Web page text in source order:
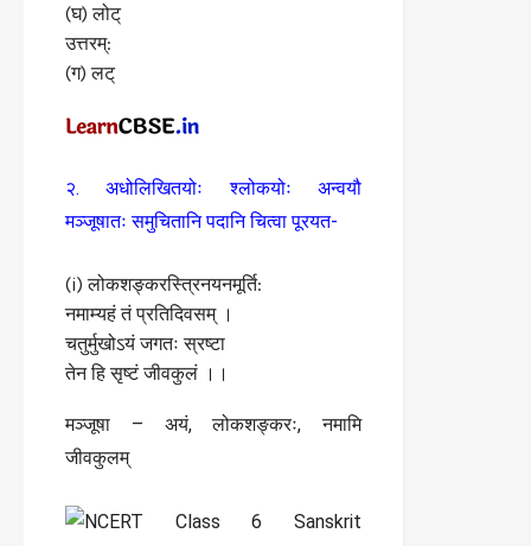
(घ) लोट्
उत्तरम्:
(ग) लट्
२. अधोलिखितयोः श्लोकयोः अन्वयौ
मञ्जूषातः समुचितानि पदानि चित्वा पूरयत-
(i) लोकशङ्करस्त्रिनयनमूर्ति:
नमाम्यहं तं प्रतिदिवसम् ।
चतुर्मुखोऽयं जगतः स्रष्टा
तेन हि सृष्टं जीवकुलं ।।
मञ्जूषा – अयं, लोकशङ्करः, नमामि
जीवकुलम्